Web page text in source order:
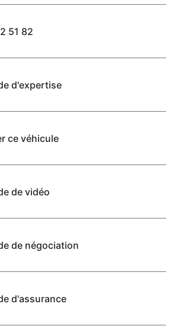
51 82
d'expertise
ce véhicule
de vidéo
de négociation
d'assurance